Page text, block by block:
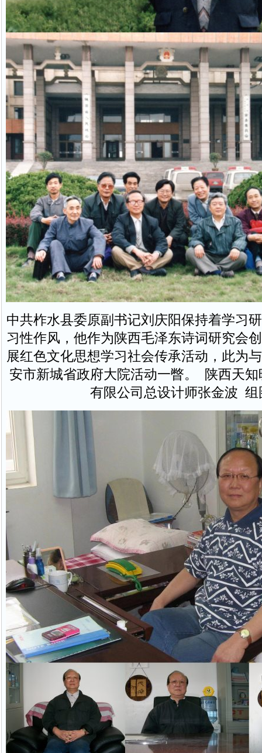
中共柞水县委原副书记刘庆阳保持着学习
习性作风，他作为陕西毛泽东诗词研究会
展红色文化思想学习社会传承活动，此为
安市新城省政府大院活动一瞥。 陕西天
有限公司总设计师张金波 组